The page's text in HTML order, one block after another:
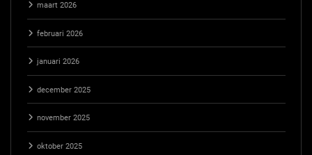
maart 2026
februari 2026
januari 2026
december 2025
november 2025
oktober 2025